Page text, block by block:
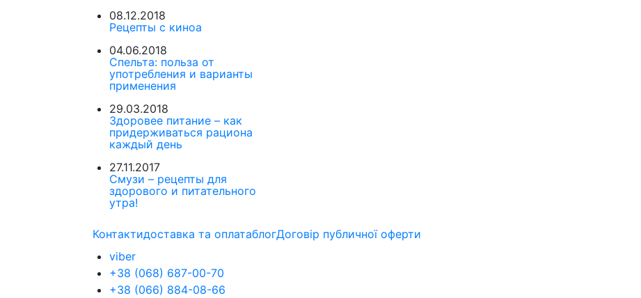
08.12.2018
Рецепты с киноа
04.06.2018
Спельта: польза от
употребления и варианты
применения
29.03.2018
Здоровее питание – как
придерживаться рациона
каждый день
27.11.2017
Смузи – рецепты для
здорового и питательного
утра!
Контактидоставка та оплатаблогДоговір публичної оферти
viber
+38 (068) 687-00-70
+38 (066) 884-08-66